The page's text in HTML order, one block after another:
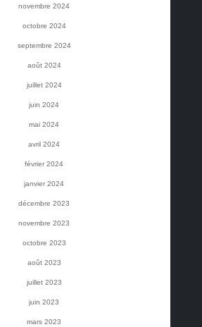
novembre 2024
octobre 2024
septembre 2024
août 2024
juillet 2024
juin 2024
mai 2024
avril 2024
février 2024
janvier 2024
décembre 2023
novembre 2023
octobre 2023
août 2023
juillet 2023
juin 2023
mars 2023